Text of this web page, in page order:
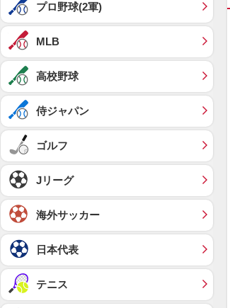
プロ野球(2軍)
MLB
高校野球
侍ジャパン
ゴルフ
Jリーグ
海外サッカー
日本代表
テニス